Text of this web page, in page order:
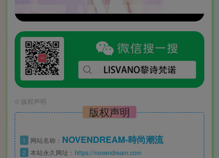
© 版权声明
版权声明
1 网站名称： NOVENDREAM-時尚潮流
2 本站永久网址： https://novendream.com